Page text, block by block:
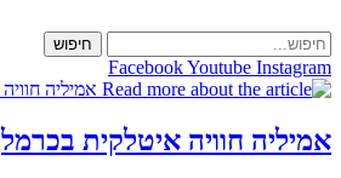
to
content
חיפוש
FacebookYoutube Instagram
אמיליה חוויה איטלקית בכרמל